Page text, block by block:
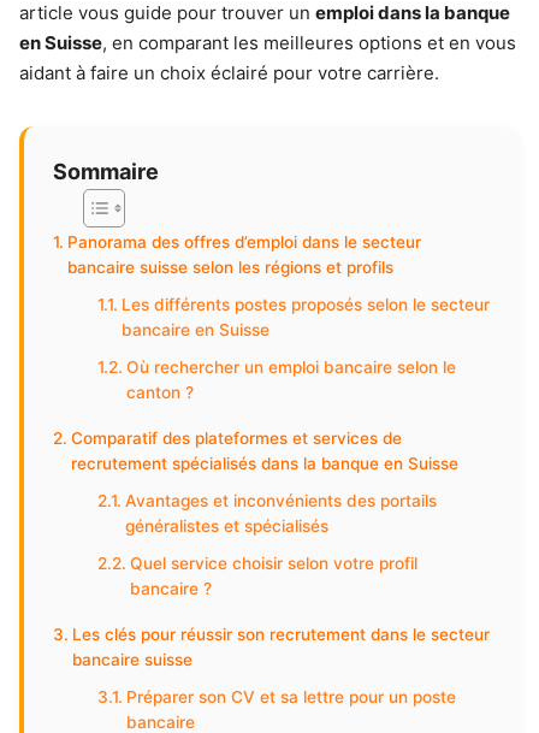
article vous guide pour trouver un emploi dans la banque
en Suisse, en comparant les meilleures options et en vous
aidant à faire un choix éclairé pour votre carrière.
Sommaire
Panorama des offres d’emploi dans le secteur
bancaire suisse selon les régions et profils
Les différents postes proposés selon le secteur
bancaire en Suisse
Où rechercher un emploi bancaire selon le
canton ?
Comparatif des plateformes et services de
recrutement spécialisés dans la banque en Suisse
Avantages et inconvénients des portails
généralistes et spécialisés
Quel service choisir selon votre profil
bancaire ?
Les clés pour réussir son recrutement dans le secteur
bancaire suisse
Préparer son CV et sa lettre pour un poste
bancaire